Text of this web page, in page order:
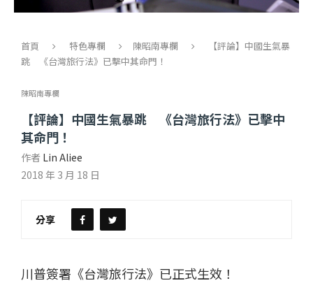
首頁 特色專欄 陳昭南專欄
【評論】中國生氣暴
跳 《台灣旅行法》已擊中其命門！
陳昭南專欄
【評論】中國生氣暴跳 《台灣旅行法》已擊中
其命門！
作者 Lin Aliee
2018 年 3 月 18 日
分享
川普簽署《台灣旅行法》已正式生效！